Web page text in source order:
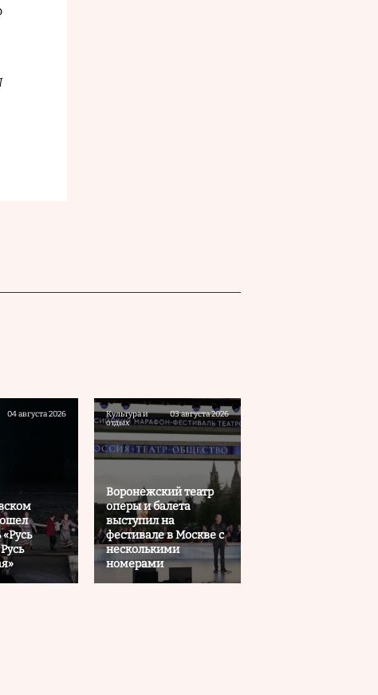
04 августа 2026
Культура и
отдых
03 августа 2026
Воронежский театр
оперы и балета
выступил на
фестивале в Москве с
несколькими
номерами